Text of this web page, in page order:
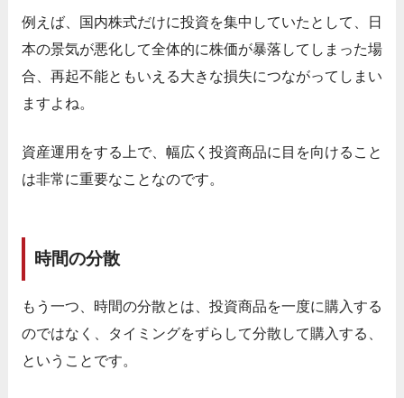
例えば、国内株式だけに投資を集中していたとして、日
本の景気が悪化して全体的に株価が暴落してしまった場
合、再起不能ともいえる大きな損失につながってしまい
ますよね。
資産運用をする上で、幅広く投資商品に目を向けること
は非常に重要なことなのです。
時間の分散
もう一つ、時間の分散とは、投資商品を一度に購入する
のではなく、タイミングをずらして分散して購入する、
ということです。